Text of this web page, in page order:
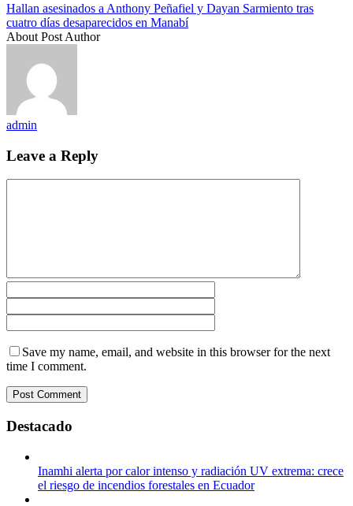
Hallan asesinados a Anthony Peñafiel y Dayan Sarmiento tras
cuatro días desaparecidos en Manabí
About Post Author
admin
Leave a Reply
Save my name, email, and website in this browser for the next
time I comment.
Destacado
Inamhi alerta por calor intenso y radiación UV extrema: crece
el riesgo de incendios forestales en Ecuador